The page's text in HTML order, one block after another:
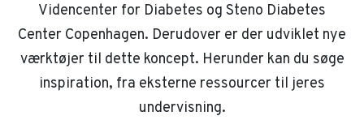
Videncenter for Diabetes og Steno Diabetes
Center Copenhagen. Derudover er der udviklet nye
værktøjer til dette koncept. Herunder kan du søge
inspiration, fra eksterne ressourcer til jeres
undervisning.